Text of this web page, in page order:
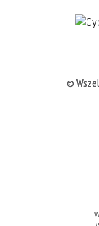
©